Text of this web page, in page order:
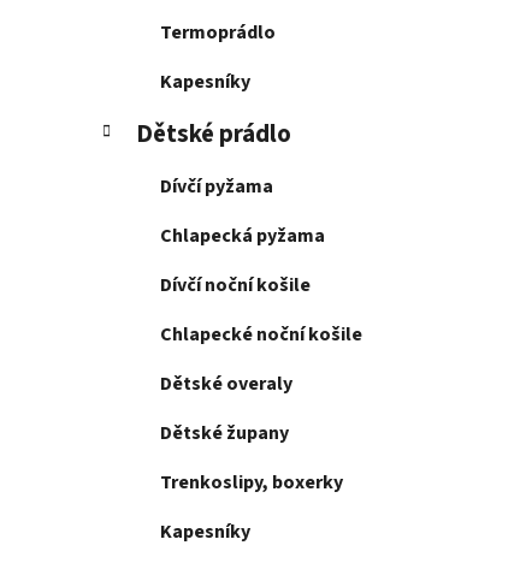
Termoprádlo
Kapesníky
Dětské prádlo
Dívčí pyžama
Chlapecká pyžama
Dívčí noční košile
Chlapecké noční košile
Dětské overaly
Dětské župany
Trenkoslipy, boxerky
Kapesníky